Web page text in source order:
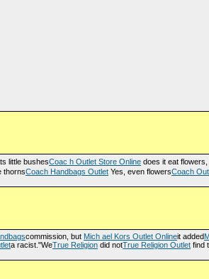
little bushesCoac h Outlet Store Online does it eat flowers,
thornsCoach Handbags Outlet Yes, even flowersCoach
commission, but Mich ael Kors Outlet Onlineit added
a racist."WeTrue Religion did notTrue Religion Outlet find